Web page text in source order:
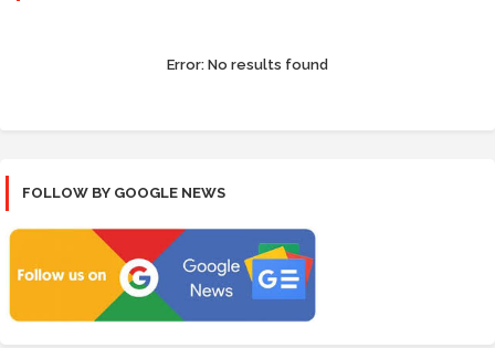
Error: No results found
FOLLOW BY GOOGLE NEWS